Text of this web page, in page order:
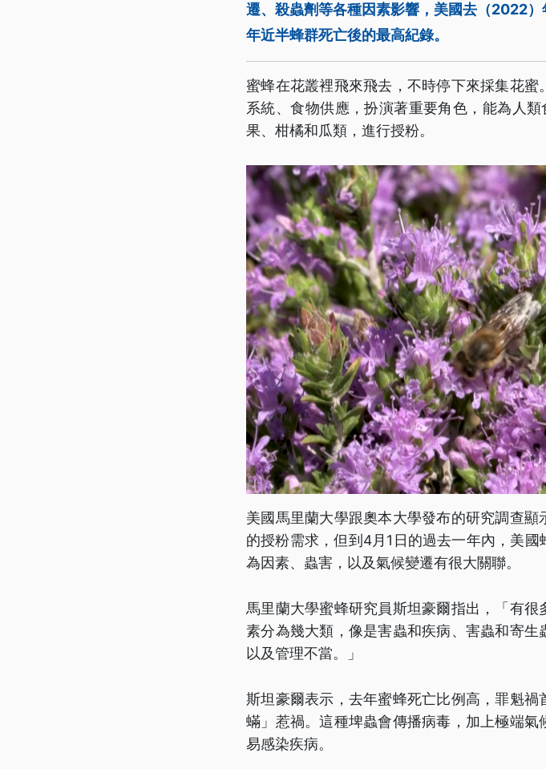
遷、殺蟲劑等各種因素影響，美國去（2022
年近半蜂群死亡後的最高紀錄。
蜜蜂在花叢裡飛來飛去，不時停下來採集花
系統、食物供應，扮演著重要角色，能為人
果、柑橘和瓜類，進行授粉。
美國馬里蘭大學跟奧本大學發布的研究調查
的授粉需求，但到4月1日的過去一年內，美
為因素、蟲害，以及氣候變遷有很大關聯。
馬里蘭大學蜜蜂研究員斯坦豪爾指出，「有
素分為幾大類，像是害蟲和疾病、害蟲和寄生
以及管理不當。」
斯坦豪爾表示，去年蜜蜂死亡比例高，罪魁
蟎」惹禍。這種埤蟲會傳播病毒，加上極端
易感染疾病。